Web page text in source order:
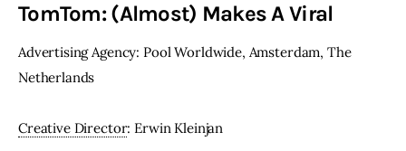
TomTom: (Almost) Makes A Viral
Advertising Agency: Pool Worldwide, Amsterdam, The
Netherlands
Creative Director: Erwin Kleinjan